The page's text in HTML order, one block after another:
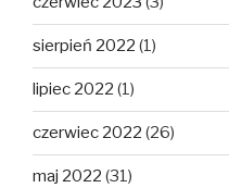
sierpień 2022 (1)
lipiec 2022 (1)
czerwiec 2022 (26)
maj 2022 (31)